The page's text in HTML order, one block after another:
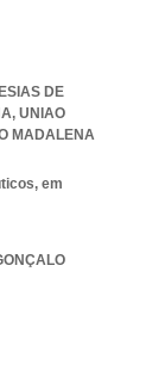
DE
, UNIAO
MADALENA
em